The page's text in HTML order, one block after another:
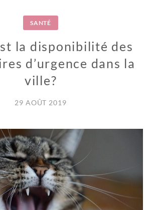
SANTÉ
la disponibilité des
d’urgence dans la
ville?
29 AOÛT 2019